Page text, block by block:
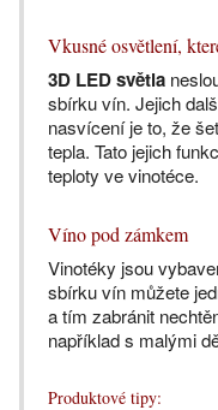
Vkusné osvětlení,
3D LED světla
sbírku vín. Jejich
nasvícení je to, že
tepla. Tato jejich
teploty ve vinotéce.
Víno pod zámkem
Vinotéky jsou
sbírku vín můžete
a tím zabránit
například s malými
Produktové tipy: